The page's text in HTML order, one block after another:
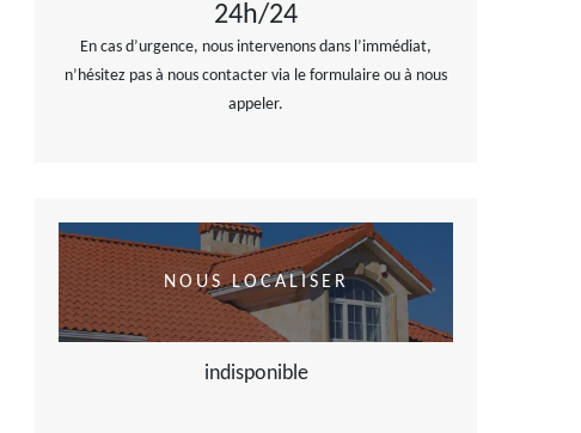
24h/24
En cas d’urgence, nous intervenons dans l’immédiat,
n’hésitez pas à nous contacter via le formulaire ou à nous
appeler.
NOUS LOCALISER
indisponible